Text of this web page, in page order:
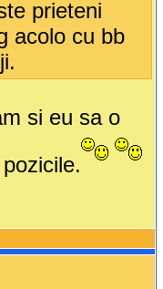
prieteni
acolo cu bb
si eu sa o